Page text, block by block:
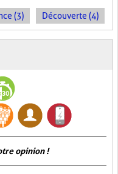
(3) Découverte (4)
opinion !